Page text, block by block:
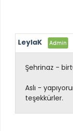
LeylaK
Şehrinaz -
Aslı -
teşekkürler.